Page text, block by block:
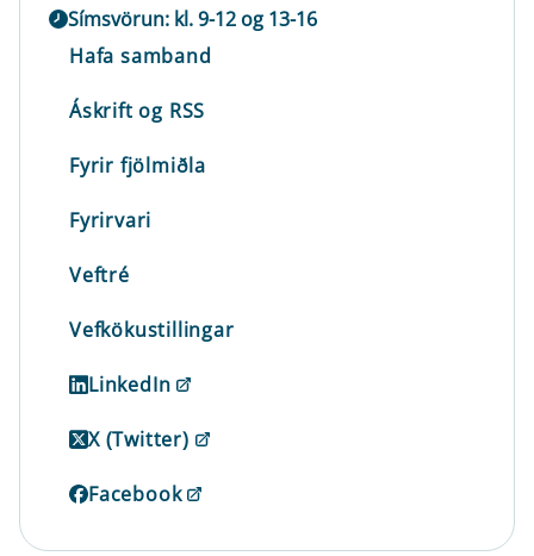
Símsvörun: kl. 9-12 og 13-16
Hafa samband
Áskrift og RSS
Fyrir fjölmiðla
Fyrirvari
Veftré
Vefkökustillingar
LinkedIn
X (Twitter)
Facebook